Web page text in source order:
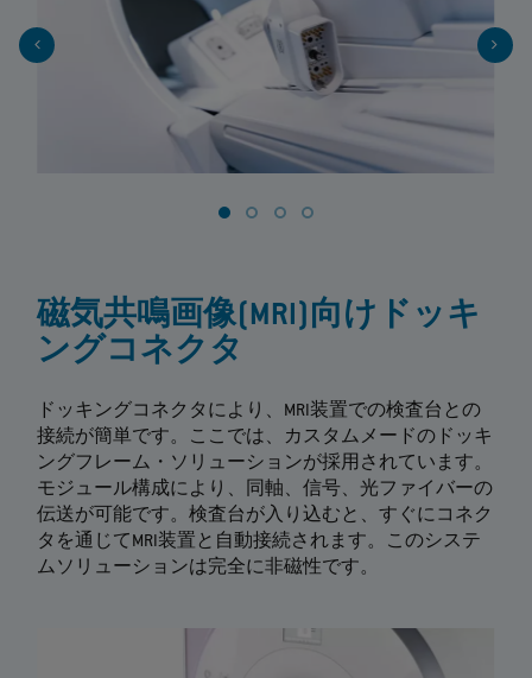
磁気共鳴画像(MRI)向けドッキ
ングコネクタ
ドッキングコネクタにより、MRI装置での検査台との
接続が簡単です。ここでは、カスタムメードのドッキ
ングフレーム・ソリューションが採用されています。
モジュール構成により、同軸、信号、光ファイバーの
伝送が可能です。検査台が入り込むと、すぐにコネク
タを通じてMRI装置と自動接続されます。このシステ
ムソリューションは完全に非磁性です。